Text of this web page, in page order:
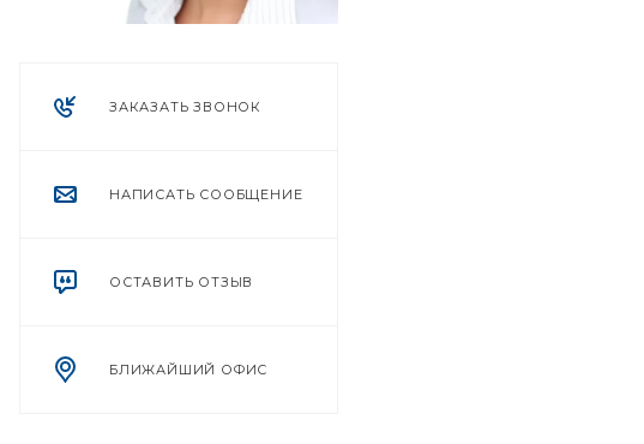
ЗАКАЗАТЬ ЗВОНОК
НАПИСАТЬ СООБЩЕНИЕ
ОСТАВИТЬ ОТЗЫВ
БЛИЖАЙШИЙ ОФИС